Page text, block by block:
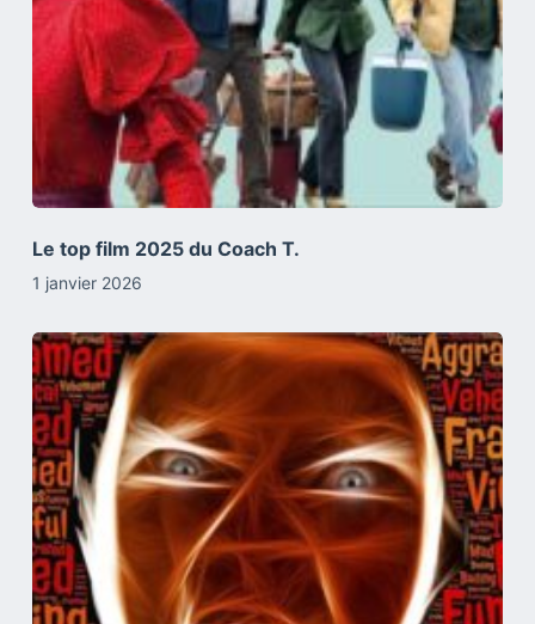
Le top film 2025 du Coach T.
1 janvier 2026